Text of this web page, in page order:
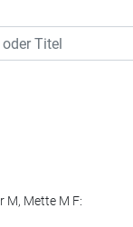
M, Mette M F: